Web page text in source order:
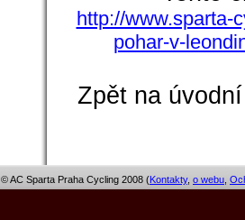
http://www.sparta-
pohar-v-
Zpět na
© AC Sparta Praha Cycling 2008 (Kontakty, o webu